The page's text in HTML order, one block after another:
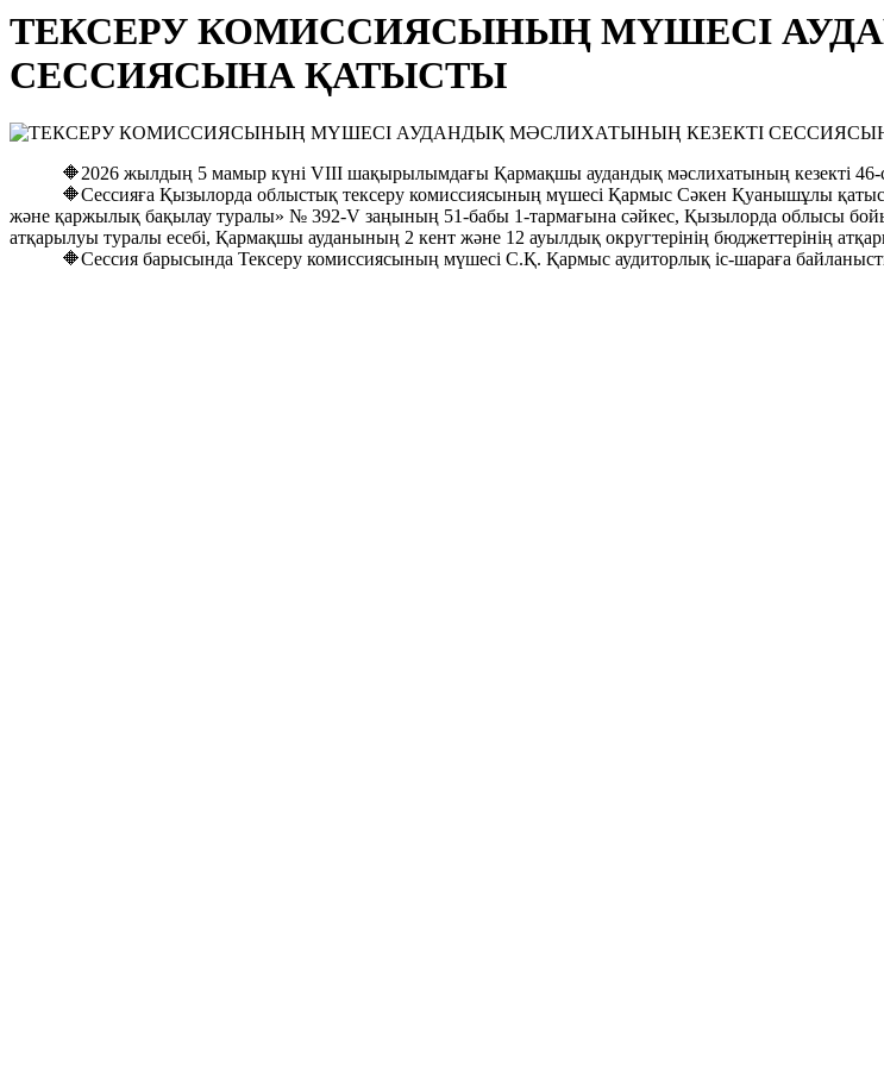
ТЕКСЕРУ КОМИССИЯСЫНЫҢ МҮШЕСІ
СЕССИЯСЫНА ҚАТЫСТЫ
🔶2026 жылдың 5 мамыр күні VIII шақырылымдағы Қармақшы аудандық мәслихатының кезекті 46-
🔶Сессияға Қызылорда облыстық тексеру комиссиясының мүшесі Қармыс Сәкен Қуанышұлы
және қаржылық бақылау туралы» № 392-V заңының 51-бабы 1-тармағына сәйкес, Қызылорда облысы
атқарылуы туралы есебі, Қармақшы ауданының 2 кент және 12 ауылдық округтерінің бюджеттерінің
🔶Сессия барысында Тексеру комиссиясының мүшесі С.Қ. Қармыс аудиторлық іс-шараға байланысты